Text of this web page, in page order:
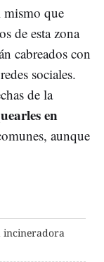
mismo que
de esta zona
cabreados con
sociales.
de la
en
aunque
incineradora